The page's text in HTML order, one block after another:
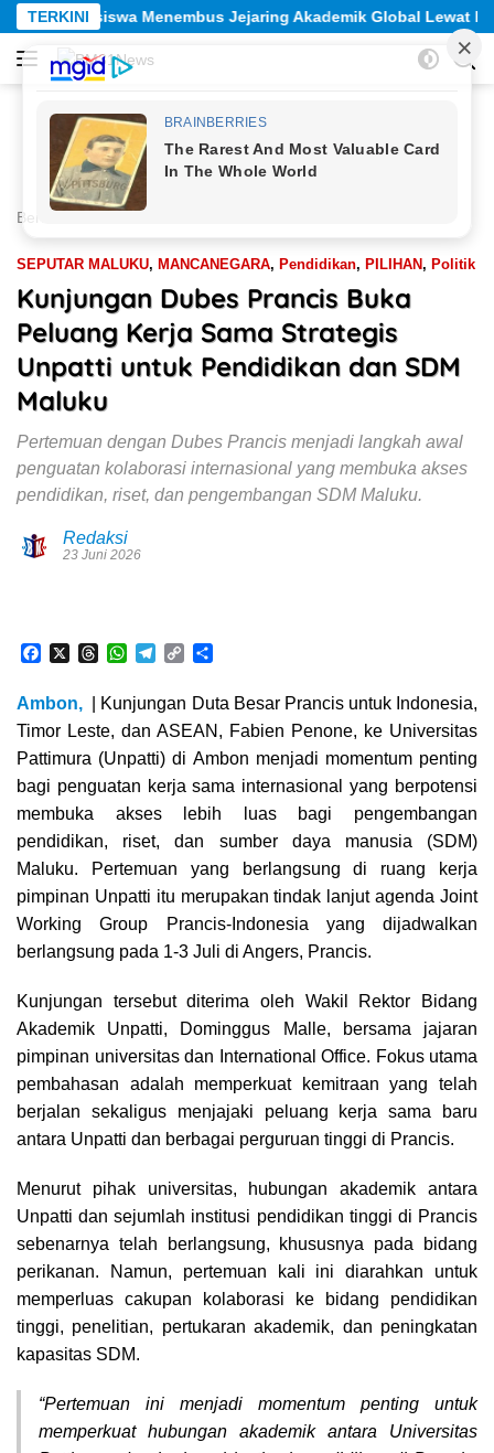
Langsung
ke
konten
TERKINI
Akademik Global Lewat Kolaborasi Diaspora Indonesia
Beranda
SEPUTAR MALUKU, MANCANEGARA, Pendidikan, PILIHAN, Politik
Kunjungan Dubes Prancis Buka
Peluang Kerja Sama Strategis
Unpatti untuk Pendidikan dan SDM
Maluku
Pertemuan dengan Dubes Prancis menjadi langkah awal
penguatan kolaborasi internasional yang membuka akses
pendidikan, riset, dan pengembangan SDM Maluku.
Redaksi
23 Juni 2026
c
e
b
o
k
r
e
a
d
s
W
a
t
s
A
p
p
e
g
r
a
m
C
p
y
L
i
k
r
e
Ambon,
| Kunjungan Duta Besar Prancis untuk Indonesia,
Timor Leste, dan ASEAN, Fabien Penone, ke Universitas
Pattimura (Unpatti) di Ambon menjadi momentum penting
bagi penguatan kerja sama internasional yang berpotensi
membuka akses lebih luas bagi pengembangan
pendidikan, riset, dan sumber daya manusia (SDM)
Maluku. Pertemuan yang berlangsung di ruang kerja
pimpinan Unpatti itu merupakan tindak lanjut agenda Joint
Working Group Prancis-Indonesia yang dijadwalkan
berlangsung pada 1-3 Juli di Angers, Prancis.
Kunjungan tersebut diterima oleh Wakil Rektor Bidang
Akademik Unpatti, Dominggus Malle, bersama jajaran
pimpinan universitas dan International Office. Fokus utama
pembahasan adalah memperkuat kemitraan yang telah
berjalan sekaligus menjajaki peluang kerja sama baru
antara Unpatti dan berbagai perguruan tinggi di Prancis.
Menurut pihak universitas, hubungan akademik antara
Unpatti dan sejumlah institusi pendidikan tinggi di Prancis
sebenarnya telah berlangsung, khususnya pada bidang
perikanan. Namun, pertemuan kali ini diarahkan untuk
memperluas cakupan kolaborasi ke bidang pendidikan
tinggi, penelitian, pertukaran akademik, dan peningkatan
kapasitas SDM.
“Pertemuan ini menjadi momentum penting untuk
memperkuat hubungan akademik antara Universitas